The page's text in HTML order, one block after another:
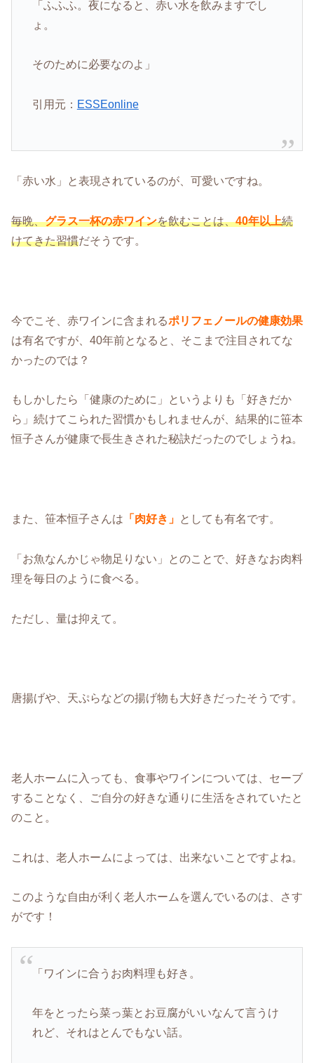
「ふふふ。夜になると、赤い水を飲みますでし
ょ。
そのために必要なのよ」
引用元： ESSEonline
「赤い水」と表現されているのが、可愛いですね。
毎晩、グラス一杯の赤ワインを飲むことは、40年以上続
けてきた習慣だそうです。
今でこそ、赤ワインに含まれるポリフェノールの健康効果
は有名ですが、40年前となると、そこまで注目されてな
かったのでは？
もしかしたら「健康のために」というよりも「好きだか
ら」続けてこられた習慣かもしれませんが、結果的に笹本
恒子さんが健康で長生きされた秘訣だったのでしょうね。
また、笹本恒子さんは 「肉好き」 としても有名です。
「お魚なんかじゃ物足りない」とのことで、好きなお肉料
理を毎日のように食べる。
ただし、量は抑えて。
唐揚げや、天ぷらなどの揚げ物も大好きだったそうです。
老人ホームに入っても、食事やワインについては、セーブ
することなく、ご自分の好きな通りに生活をされていたと
のこと。
これは、老人ホームによっては、出来ないことですよね。
このような自由が利く老人ホームを選んでいるのは、さす
がです！
「ワインに合うお肉料理も好き。
年をとったら菜っ葉とお豆腐がいいなんて言うけ
れど、それはとんでもない話。